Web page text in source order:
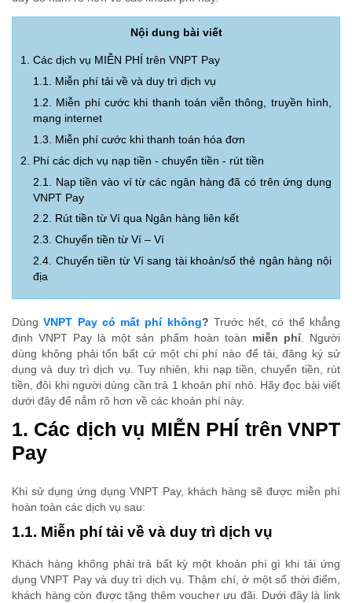
Nội dung bài viết
1. Các dịch vụ MIỄN PHÍ trên VNPT Pay
1.1. Miễn phí tải về và duy trì dịch vụ
1.2. Miễn phí cước khi thanh toán viễn thông, truyền hình,
mạng internet
1.3. Miễn phí cước khi thanh toán hóa đơn
2. Phí các dịch vụ nạp tiền - chuyển tiền - rút tiền
2.1. Nạp tiền vào ví từ các ngân hàng đã có trên ứng dụng
VNPT Pay
2.2. Rút tiền từ Ví qua Ngân hàng liên kết
2.3. Chuyển tiền từ Ví – Ví
2.4. Chuyển tiền từ Ví sang tài khoản/số thẻ ngân hàng nội
địa
Dùng VNPT Pay có mất phí không? Trước hết, có thể khẳng
định VNPT Pay là một sản phẩm hoàn toàn miễn phí. Người
dùng không phải tốn bất cứ một chi phí nào để tải, đăng ký sử
dụng và duy trì dịch vụ. Tuy nhiên, khi nạp tiền, chuyển tiền, rút
tiền, đôi khi người dùng cần trả 1 khoản phí nhỏ. Hãy đọc bài viết
dưới đây để nắm rõ hơn về các khoản phí này.
1. Các dịch vụ MIỄN PHÍ trên VNPT
Pay
Khi sử dụng ứng dụng VNPT Pay, khách hàng sẽ được miễn phí
hoàn toàn các dịch vụ sau:
1.1. Miễn phí tải về và duy trì dịch vụ
Khách hàng không phải trả bất kỳ một khoản phí gì khi tải ứng
dụng VNPT Pay và duy trì dịch vụ. Thậm chí, ở một số thời điểm,
khách hàng còn được tặng thêm voucher ưu đãi. Dưới đây là link